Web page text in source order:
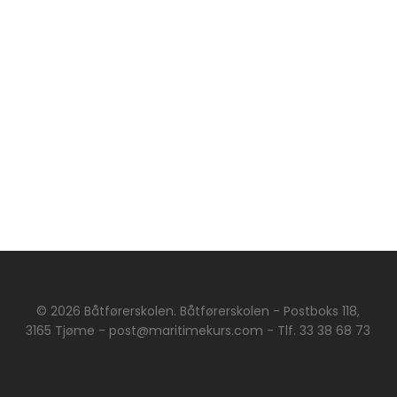
© 2026 Båtførerskolen. Båtførerskolen - Postboks 118,
3165 Tjøme - post@maritimekurs.com - Tlf. 33 38 68 73